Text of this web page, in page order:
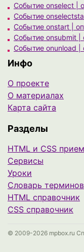
Событие onselect |
Событие
Событие onstart |
Событие onsubmit |
Событие onunload
Инфо
О проекте
О материалах
Карта сайта
Разделы
HTML и CSS
Сервисы
Уроки
Cловарь терминов
HTML справочник
CSS справочник
© 2009-2026 mpbox.ru